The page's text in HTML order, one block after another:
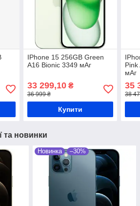
IPhone 15 256GB Green
A16 Bionic 3349 мАг
33 299,10₴
36 999 ₴
Купити
Pink
мАг
35
38
та новинки
Новинка –30%